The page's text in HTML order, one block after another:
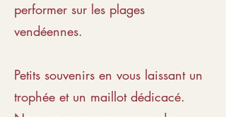
performer sur les plages
vendéennes.
Petits souvenirs en vous laissant un
trophée et un maillot dédicacé.